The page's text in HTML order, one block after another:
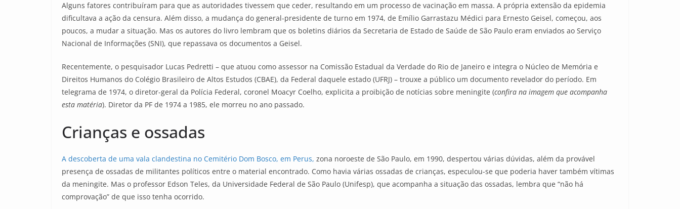
Alguns fatores contribuíram para que as autoridades tivessem que ceder, resultando em um processo de vacinação em massa. A própria extensão da epidemia
dificultava a ação da censura. Além disso, a mudança do general-presidente de turno em 1974, de Emílio Garrastazu Médici para Ernesto Geisel, começou, aos
poucos, a mudar a situação. Mas os autores do livro lembram que os boletins diários da Secretaria de Estado de Saúde de São Paulo eram enviados ao Serviço
Nacional de Informações (SNI), que repassava os documentos a Geisel.
Recentemente, o pesquisador Lucas Pedretti – que atuou como assessor na Comissão Estadual da Verdade do Rio de Janeiro e integra o Núcleo de Memória e
Direitos Humanos do Colégio Brasileiro de Altos Estudos (CBAE), da Federal daquele estado (UFRJ) – trouxe a público um documento revelador do período. Em
telegrama de 1974, o diretor-geral da Polícia Federal, coronel Moacyr Coelho, explicita a proibição de notícias sobre meningite (confira na imagem que acompanha
esta matéria). Diretor da PF de 1974 a 1985, ele morreu no ano passado.
Crianças e ossadas
A descoberta de uma vala clandestina no Cemitério Dom Bosco, em Perus, zona noroeste de São Paulo, em 1990, despertou várias dúvidas, além da provável
presença de ossadas de militantes políticos entre o material encontrado. Como havia várias ossadas de crianças, especulou-se que poderia haver também vítimas
da meningite. Mas o professor Edson Teles, da Universidade Federal de São Paulo (Unifesp), que acompanha a situação das ossadas, lembra que “não há
comprovação” de que isso tenha ocorrido.